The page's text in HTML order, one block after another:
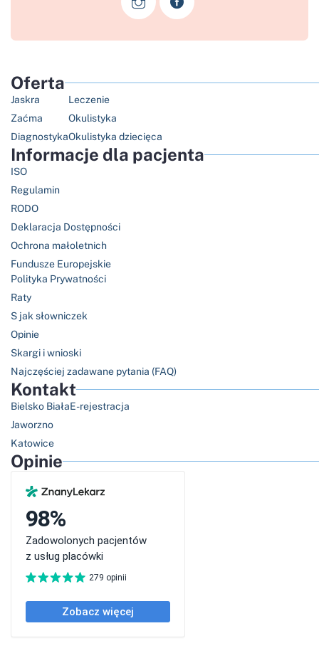
Oferta
Jaskra
Zaćma
Diagnostyka
Leczenie
Okulistyka
Okulistyka dziecięca
Informacje dla pacjenta
ISO
Regulamin
RODO
Deklaracja Dostępności
Ochrona małoletnich
Fundusze Europejskie
Polityka Prywatności
Raty
S jak słowniczek
Opinie
Skargi i wnioski
Najczęściej zadawane pytania (FAQ)
Kontakt
Bielsko Biała
Jaworzno
Katowice
E-rejestracja
Opinie